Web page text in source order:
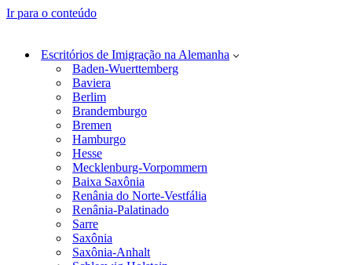
Ir para o conteúdo
Escritórios de Imigração na Alemanha
Baden-Wuerttemberg
Baviera
Berlim
Brandemburgo
Bremen
Hamburgo
Hesse
Mecklenburg-Vorpommern
Baixa Saxônia
Renânia do Norte-Vestfália
Renânia-Palatinado
Sarre
Saxônia
Saxônia-Anhalt